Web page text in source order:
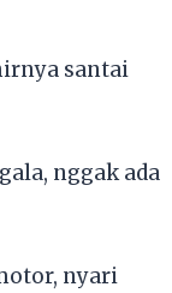
santai
nggak ada
nyari